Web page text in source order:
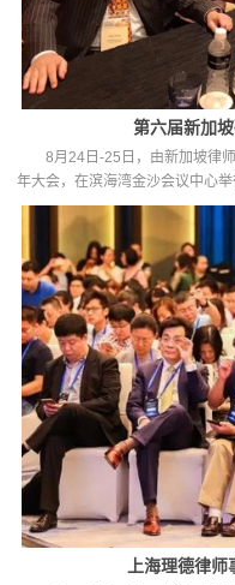
第六届新加
8月24日-25日，由新加坡律师
年大会，在滨海湾金沙会议中
上海理德律